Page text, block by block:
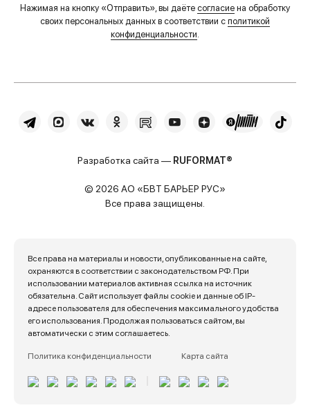
Нажимая на кнопку «Отправить», вы даёте согласие на обработку
своих персональных данных в соответствии с политикой
конфиденциальности.
Разработка сайта — RUFORMAT®
© 2026 АО «БВТ БАРЬЕР РУС»
Все права защищены.
Все права на материалы и новости, опубликованные на сайте,
охраняются в соответствии с законодательством РФ. При
использовании материалов активная ссылка на источник
обязательна. Сайт использует файлы cookie и данные об IP-
адресе пользователя для обеспечения максимального удобства
его использования. Продолжая пользоваться сайтом, вы
автоматически с этим соглашаетесь.
Политика конфиденциальности Карта сайта